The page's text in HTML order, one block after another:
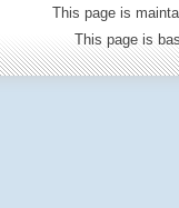
This page is
This page is